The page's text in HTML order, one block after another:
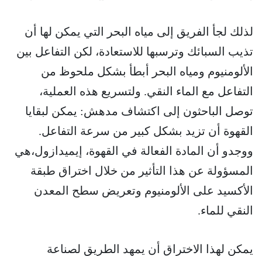
لذلك لجأ الفريق إلى مياه البحر التي يمكن لها أن
تذيب السبائك وترسبها للاستعادة، لكن التفاعل بين
الألومنيوم ومياه البحر أبطأ بشكل ملحوظ من
التفاعل مع الماء النقي. ولتسريع هذه العملية،
توصل الباحثون إلى اكتشاف مدهش: يمكن لبقايا
القهوة أن تزيد بشكل كبير من سرعة التفاعل.
ووجدو أن المادة الفعالة في القهوة، إيميدازول،هي
المسؤولة عن هذا التأثير من خلال اختراق طبقة
الأكسيد على الألومنيوم وتعريض سطح المعدن
النقي للماء.
يمكن لهذا الاختراق أن يمهد الطريق لصناعة